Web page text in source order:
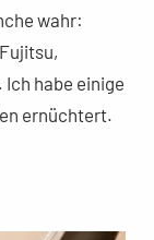
wahr:
habe einige
ernüchtert.